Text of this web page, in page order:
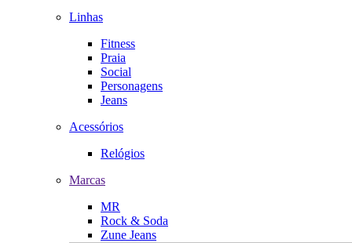
Linhas
Fitness
Praia
Social
Personagens
Jeans
Acessórios
Relógios
Marcas
MR
Rock & Soda
Zune Jeans